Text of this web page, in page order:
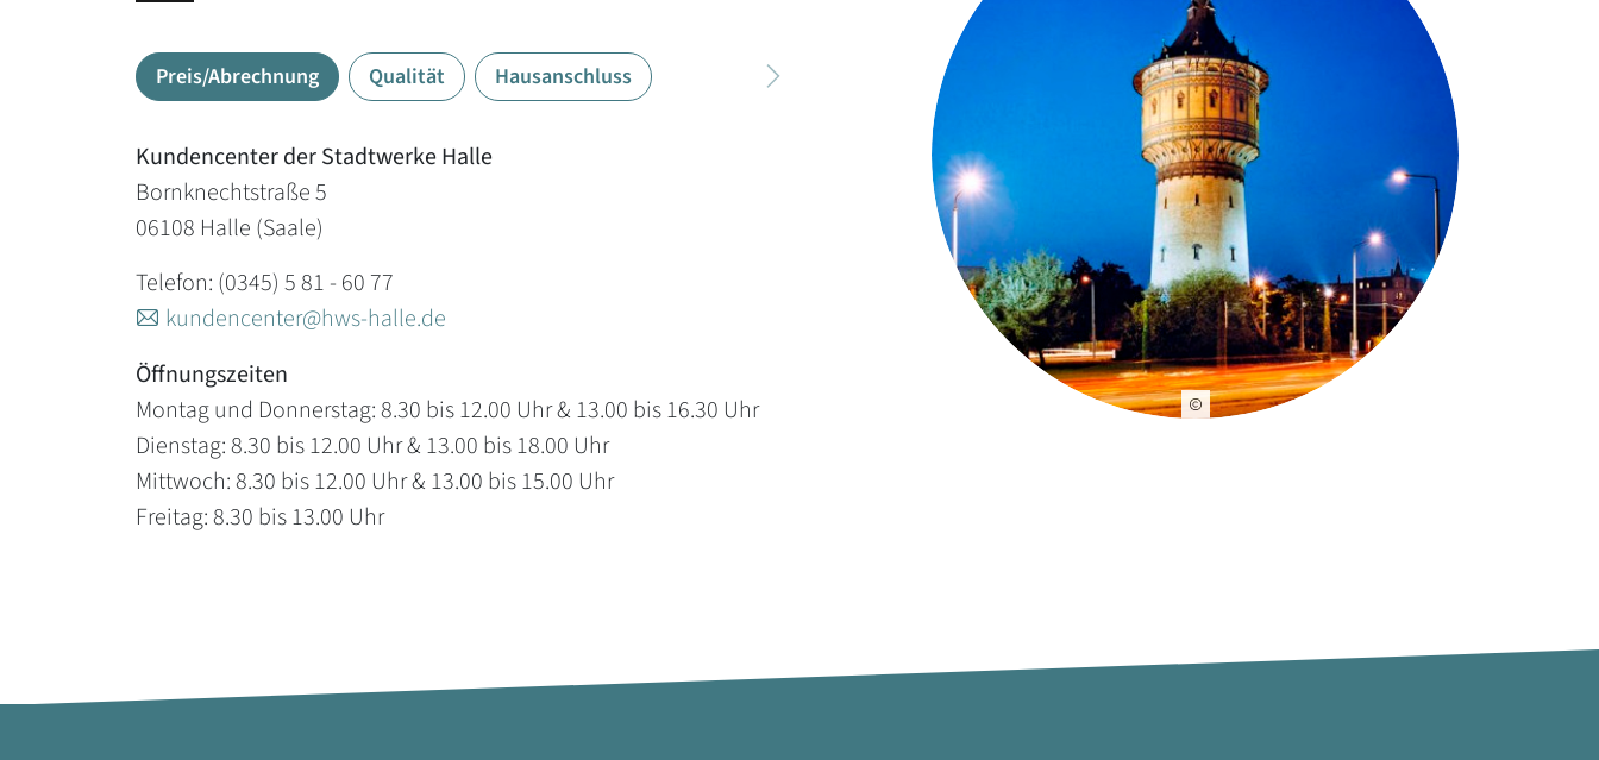
Preis/Abrechnung Qualität Hausanschluss
Kundencenter der Stadtwerke Halle
Bornknechtstraße 5
06108 Halle (Saale)
Telefon: (0345) 5 81 - 60 77
kundencenter@hws-halle.de
Öffnungszeiten
Montag und Donnerstag: 8.30 bis 12.00 Uhr & 13.00 bis 16.30 Uhr
Dienstag: 8.30 bis 12.00 Uhr & 13.00 bis 18.00 Uhr
Mittwoch: 8.30 bis 12.00 Uhr & 13.00 bis 15.00 Uhr
Freitag: 8.30 bis 13.00 Uhr